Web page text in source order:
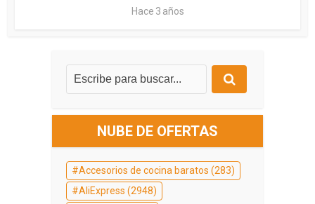
Hace 3 años
NUBE DE OFERTAS
Accesorios de cocina baratos (283)
AliExpress (2948)